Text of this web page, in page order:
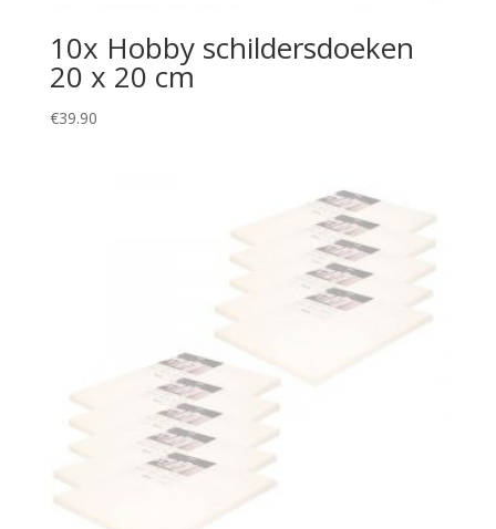
10x Hobby schildersdoeken
20 x 20 cm
€39.90